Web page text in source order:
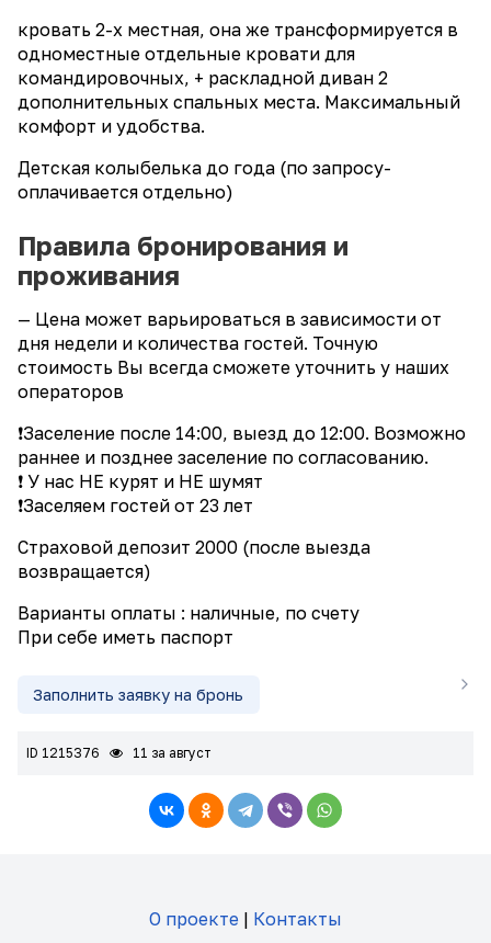
крoвaть 2-х местная, она же трансформируется в
одноместные отдельные кровати для
командировочных, + раскладной диван 2
дополнительных спальных места. Mаксимaльный
комфорт и удобcтвa.
Детская колыбелька до года (по запросу-
оплачивается отдельно)
Правила бронирования и
проживания
— Цена может варьироваться в зависимости от
дня недели и количества гостей. Точную
стоимость Вы всегда сможете уточнить у наших
операторов
❗Заселение после 14:00, выезд до 12:00. Возможно
раннее и позднее заселение по согласованию.
❗ У нас НЕ курят и НЕ шумят
❗Заселяем гостей от 23 лет
Страховой депозит 2000 (после выезда
возвращается)
Варианты оплаты : наличные, по счету
При себе иметь паспорт
Заполнить заявку на бронь
ID 1215376 11 за август
О проекте | Контакты